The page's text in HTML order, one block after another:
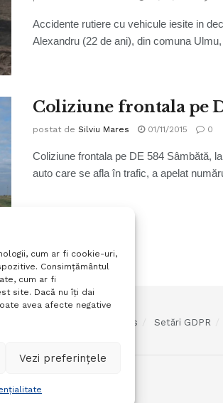
cum ar fi cookie-uri,
Consimțământul
cum ar fi
site. Dacă nu îți dai
avea afecte negative
Vezi preferințele
Accidente rutiere cu vehicule iesite in
Alexandru (22 de ani), din comuna
Coliziune frontala pe
postat de Silviu Mares 01/11/2015 0
Coliziune frontala pe DE 584 Sâmbătă,
auto care se afla în trafic, a apelat
Politica cookies Setări GDPR